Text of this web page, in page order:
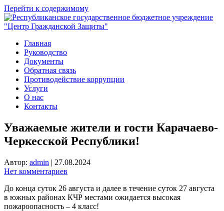
Перейти к содержимому
Главная
Руководство
Документы
Обратная связь
Противодействие коррупции
Услуги
О нас
Контакты
Уважаемые жители и гости Карачаево-
Черкесской Республики!
Автор: admin | 27.08.2024
Нет комментариев
До конца суток 26 августа и далее в течение суток 27 августа
в южных районах КЧР местами ожидается высокая
пожароопасность – 4 класс!